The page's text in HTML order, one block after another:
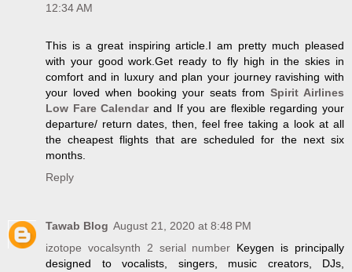
12:34 AM
This is a great inspiring article.I am pretty much pleased
with your good work.Get ready to fly high in the skies in
comfort and in luxury and plan your journey ravishing with
your loved when booking your seats from Spirit Airlines
Low Fare Calendar and If you are flexible regarding your
departure/ return dates, then, feel free taking a look at all
the cheapest flights that are scheduled for the next six
months.
Reply
Tawab Blog August 21, 2020 at 8:48 PM
izotope vocalsynth 2 serial number Keygen is principally
designed to vocalists, singers, music creators, DJs,